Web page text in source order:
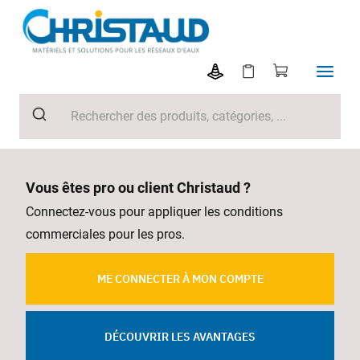
Vous êtes pro ou client Christaud ?
Connectez-vous pour appliquer les conditions
commerciales pour les pros.
ME CONNECTER À MON COMPTE
DÉCOUVRIR LES AVANTAGES